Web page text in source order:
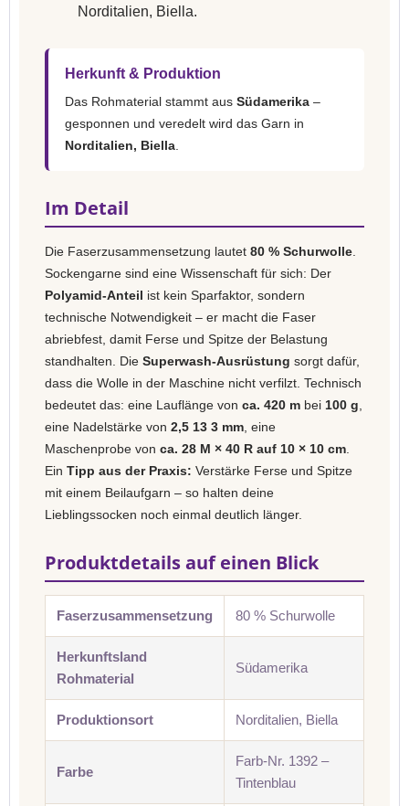
Norditalien, Biella.
Herkunft & Produktion
Das Rohmaterial stammt aus Südamerika –
gesponnen und veredelt wird das Garn in
Norditalien, Biella
Im Detail
Die Faserzusammensetzung lautet 80 % Schurwolle
Sockengarne sind eine Wissenschaft für sich: Der
Polyamid-Anteil ist kein Sparfaktor, sondern
technische Notwendigkeit – er macht die Faser
abriebfest, damit Ferse und Spitze der Belastung
standhalten. Die Superwash-Ausrüstung sorgt dafür,
dass die Wolle in der Maschine nicht verfilzt. Technisch
bedeutet das: eine Lauflänge von ca. 420 m bei 100 g
eine Nadelstärke von 2,5 13 3 mm , eine
Maschenprobe von ca. 28 M × 40 R auf 10 × 10 cm
Ein Tipp aus der Praxis: Verstärke Ferse und Spitze
mit einem Beilaufgarn – so halten deine
Lieblingssocken noch einmal deutlich länger.
Produktdetails auf einen Blick
Faserzusammensetzung 80 % Schurwolle
Herkunftsland
Rohmaterial
Südamerika
Produktionsort Norditalien, Biella
Farbe
Farb-Nr. 1392 –
Tintenblau